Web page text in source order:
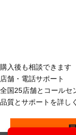
購入後も相談できます
店舗・電話サポート
全国25店舗とコールセ
品質とサポートを詳し